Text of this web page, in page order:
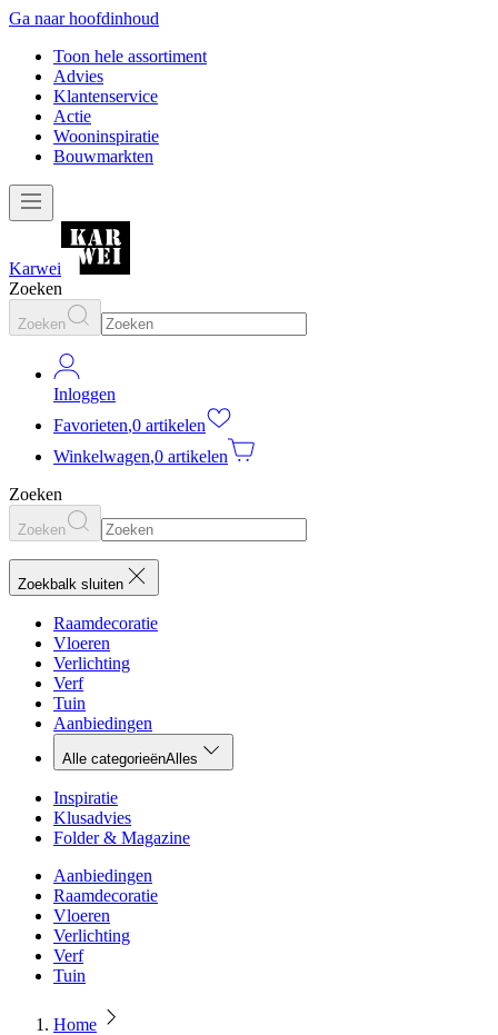
Ga naar hoofdinhoud
Toon hele assortiment
Advies
Klantenservice
Actie
Wooninspiratie
Bouwmarkten
Karwei
Zoeken
Zoeken
Inloggen
Favorieten,0 artikelen
Winkelwagen,0 artikelen
Zoeken
Zoeken
Zoekbalk sluiten
Raamdecoratie
Vloeren
Verlichting
Verf
Tuin
Aanbiedingen
Alle categorieënAlles
Inspiratie
Klusadvies
Folder & Magazine
Aanbiedingen
Raamdecoratie
Vloeren
Verlichting
Verf
Tuin
Home